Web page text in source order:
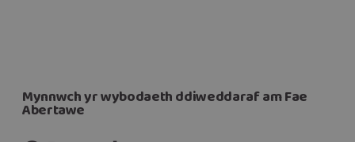
Mynnwch yr wybodaeth ddiweddaraf am Fae
Abertawe